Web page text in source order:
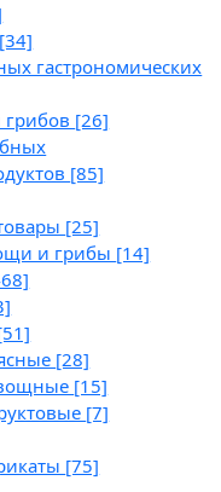
[34]
гастрономических
[26]
[85]
[25]
и грибы [14]
[28]
[15]
[7]
[75]